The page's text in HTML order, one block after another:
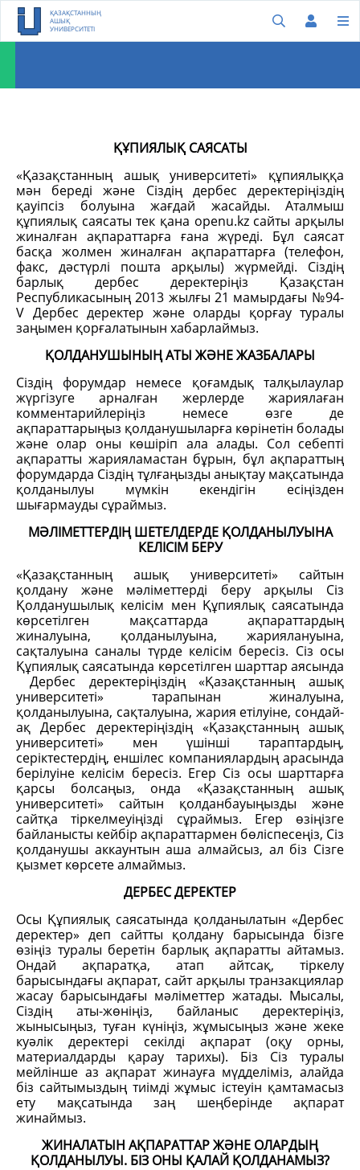
ҚАЗАҚСТАННЫҢ
АШЫҚ
УНИВЕРСИТЕТІ
ҚҰПИЯЛЫҚ САЯСАТЫ
«Қазақстанның ашық университеті» құпиялыққа
мән береді және Сіздің дербес деректеріңіздің
қауіпсіз болуына жағдай жасайды. Аталмыш
құпиялық саясаты тек қана openu.kz сайты арқылы
жиналған ақпараттарға ғана жүреді. Бұл саясат
басқа жолмен жиналған ақпараттарға (телефон,
факс, дәстүрлі пошта арқылы) жүрмейді. Сіздің
барлық дербес деректеріңіз Қазақстан
Республикасының 2013 жылғы 21 мамырдағы №94-
V Дербес деректер және оларды қорғау туралы
заңымен қорғалатынын хабарлаймыз.
ҚОЛДАНУШЫНЫҢ АТЫ ЖӘНЕ ЖАЗБАЛАРЫ
Сіздің форумдар немесе қоғамдық талқылаулар
жүргізуге арналған жерлерде жариялаған
комментарийлеріңіз немесе өзге де
ақпараттарыңыз қолданушыларға көрінетін болады
және олар оны көшіріп ала алады. Сол себепті
ақпаратты жарияламастан бұрын, бұл ақпараттың
форумдарда Сіздің тұлғаңызды анықтау мақсатында
қолданылуы мүмкін екендігін есіңізден
шығармауды сұраймыз.
МӘЛІМЕТТЕРДІҢ ШЕТЕЛДЕРДЕ ҚОЛДАНЫЛУЫНА
КЕЛІСІМ БЕРУ
«Қазақстанның ашық университеті» сайтын
қолдану және мәліметтерді беру арқылы Сіз
Қолданушылық келісім мен Құпиялық саясатында
көрсетілген мақсаттарда ақпараттардың
жиналуына, қолданылуына, жариялануына,
сақталуына саналы түрде келісім бересіз. Сіз осы
Құпиялық саясатында көрсетілген шарттар аясында
Дербес деректеріңіздің «Қазақстанның ашық
университеті» тарапынан жиналуына,
қолданылуына, сақталуына, жария етілуіне, сондай-
ақ Дербес деректеріңіздің «Қазақстанның ашық
университеті» мен үшінші тараптардың,
серіктестердің, еншілес компаниялардың арасында
берілуіне келісім бересіз. Егер Сіз осы шарттарға
қарсы болсаңыз, онда «Қазақстанның ашық
университеті» сайтын қолданбауыңызды және
сайтқа тіркелмеуіңізді сұраймыз. Егер өзіңізге
байланысты кейбір ақпараттармен бөліспесеңіз, Сіз
қолданушы аккаунтын аша алмайсыз, ал біз Сізге
қызмет көрсете алмаймыз.
ДЕРБЕС ДЕРЕКТЕР
Осы Құпиялық саясатында қолданылатын «Дербес
деректер» деп сайтты қолдану барысында бізге
өзіңіз туралы беретін барлық ақпаратты айтамыз.
Ондай ақпаратқа, атап айтсақ, тіркелу
барысындағы ақпарат, сайт арқылы транзакциялар
жасау барысындағы мәліметтер жатады. Мысалы,
Сіздің аты-жөніңіз, байланыс деректеріңіз,
жынысыңыз, туған күніңіз, жұмысыңыз және жеке
куәлік деректері секілді ақпарат (оқу орны,
материалдарды қарау тарихы). Біз Сіз туралы
мейлінше аз ақпарат жинауға мүдделіміз, алайда
біз сайтымыздың тиімді жұмыс істеуін қамтамасыз
ету мақсатында заң шеңберінде ақпарат
жинаймыз.
ЖИНАЛАТЫН АҚПАРАТТАР ЖӘНЕ ОЛАРДЫҢ
ҚОЛДАНЫЛУЫ. БІЗ ОНЫ ҚАЛАЙ ҚОЛДАНАМЫЗ?